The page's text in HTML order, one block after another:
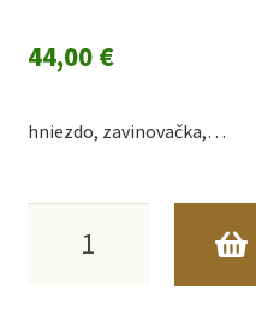
44,00 €
hniezdo, zavinovačka,…